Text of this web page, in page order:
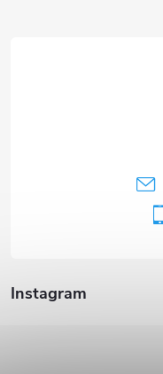
Instagram